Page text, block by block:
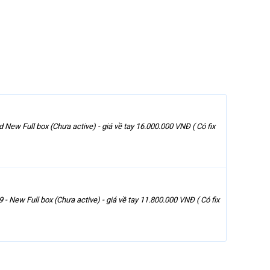
Full box (Chưa active) - giá về tay 16.000.000 VNĐ ( Có fix
New Full box (Chưa active) - giá về tay 11.800.000 VNĐ ( Có fix